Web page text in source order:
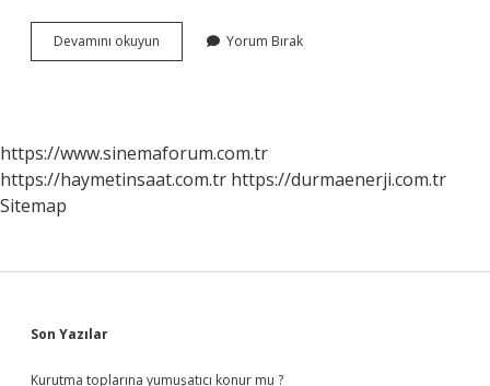
Devamını okuyun
Ne
Yorum Bırak
https://www.sinemaforum.com.tr
https://haymetinsaat.com.tr https://durmaenerji.com.tr
Sitemap
Sidebar
Son Yazılar
Kurutma toplarına yumuşatıcı konur mu ?